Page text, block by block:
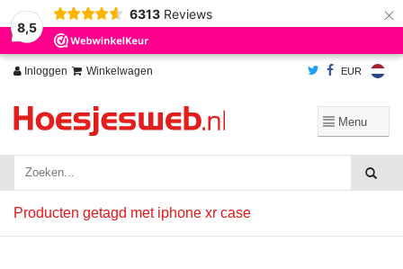
8,5
6313 Reviews ×
Inloggen Winkelwagen EUR
Producten getagd met iphone xr case
Wij slaan cookies op om onze website te verbeteren. Is dat akkoord?
Ja
Nee